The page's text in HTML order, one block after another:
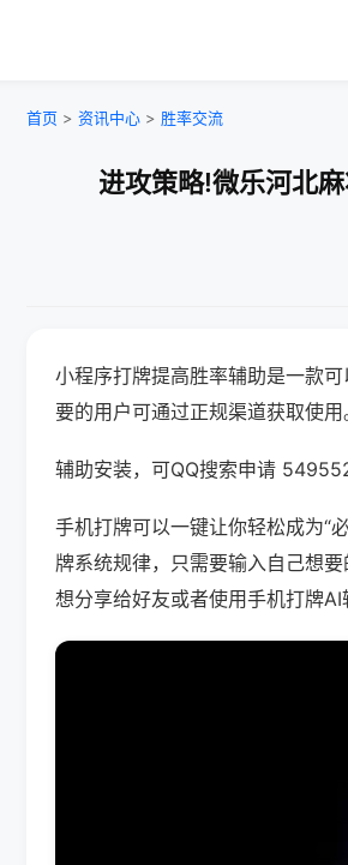
首页 > 资讯中心 > 胜率交流
进攻策略!微乐河北
小程序打牌提高胜率辅助是一款
要的用户可通过正规渠道获取使用
辅助安装，可QQ搜索申请
手机打牌可以一键让你轻松成为“
牌系统规律，只需要输入自己想
想分享给好友或者使用手机打牌AI